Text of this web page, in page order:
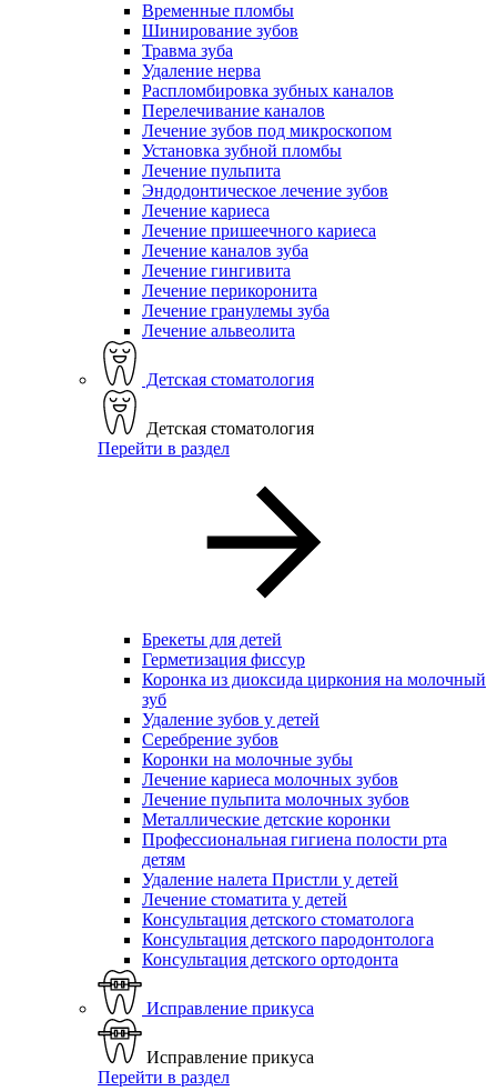
Временные пломбы
Шинирование зубов
Травма зуба
Удаление нерва
Распломбировка зубных каналов
Перелечивание каналов
Лечение зубов под микроскопом
Установка зубной пломбы
Лечение пульпита
Эндодонтическое лечение зубов
Лечение кариеса
Лечение пришеечного кариеса
Лечение каналов зуба
Лечение гингивита
Лечение перикоронита
Лечение гранулемы зуба
Лечение альвеолита
Детская стоматология
Детская стоматология
Перейти в раздел
Брекеты для детей
Герметизация фиссур
Коронка из диоксида циркония на молочный
зуб
Удаление зубов у детей
Серебрение зубов
Коронки на молочные зубы
Лечение кариеса молочных зубов
Лечение пульпита молочных зубов
Металлические детские коронки
Профессиональная гигиена полости рта
детям
Удаление налета Пристли у детей
Лечение стоматита у детей
Консультация детского стоматолога
Консультация детского пародонтолога
Консультация детского ортодонта
Исправление прикуса
Исправление прикуса
Перейти в раздел